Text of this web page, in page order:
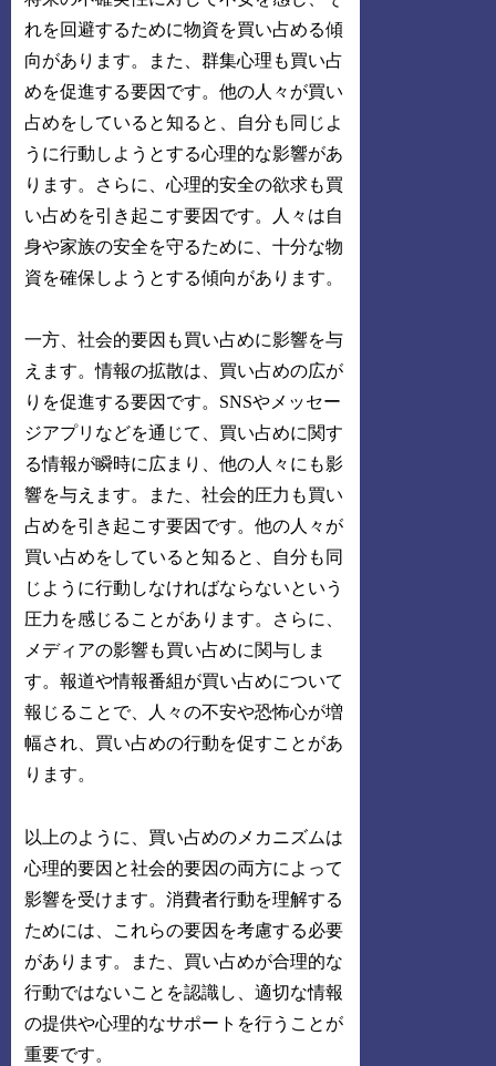
れを回避するために物資を買い占める傾
向があります。また、群集心理も買い占
めを促進する要因です。他の人々が買い
占めをしていると知ると、自分も同じよ
うに行動しようとする心理的な影響があ
ります。さらに、心理的安全の欲求も買
い占めを引き起こす要因です。人々は自
身や家族の安全を守るために、十分な物
資を確保しようとする傾向があります。
一方、社会的要因も買い占めに影響を与
えます。情報の拡散は、買い占めの広が
りを促進する要因です。SNSやメッセー
ジアプリなどを通じて、買い占めに関す
る情報が瞬時に広まり、他の人々にも影
響を与えます。また、社会的圧力も買い
占めを引き起こす要因です。他の人々が
買い占めをしていると知ると、自分も同
じように行動しなければならないという
圧力を感じることがあります。さらに、
メディアの影響も買い占めに関与しま
す。報道や情報番組が買い占めについて
報じることで、人々の不安や恐怖心が増
幅され、買い占めの行動を促すことがあ
ります。
以上のように、買い占めのメカニズムは
心理的要因と社会的要因の両方によって
影響を受けます。消費者行動を理解する
ためには、これらの要因を考慮する必要
があります。また、買い占めが合理的な
行動ではないことを認識し、適切な情報
の提供や心理的なサポートを行うことが
重要です。